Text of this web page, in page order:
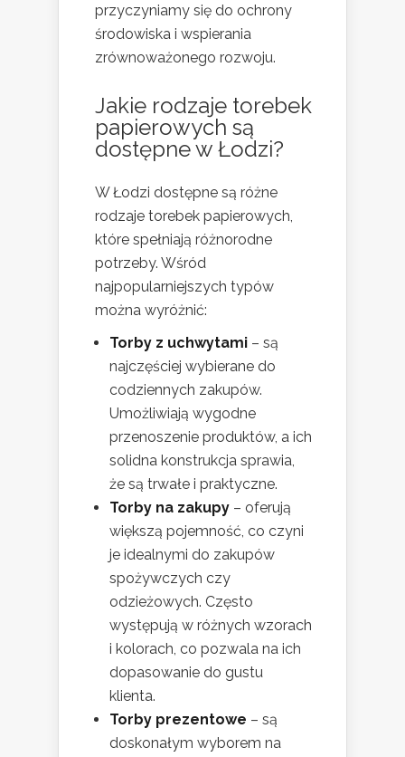
przyczyniamy się do ochrony
środowiska i wspierania
zrównoważonego rozwoju.
Jakie rodzaje torebek
papierowych są
dostępne w Łodzi?
W Łodzi dostępne są różne
rodzaje torebek papierowych,
które spełniają różnorodne
potrzeby. Wśród
najpopularniejszych typów
można wyróżnić:
Torby z uchwytami – są
najczęściej wybierane do
codziennych zakupów.
Umożliwiają wygodne
przenoszenie produktów, a ich
solidna konstrukcja sprawia,
że są trwałe i praktyczne.
Torby na zakupy – oferują
większą pojemność, co czyni
je idealnymi do zakupów
spożywczych czy
odzieżowych. Często
występują w różnych wzorach
i kolorach, co pozwala na ich
dopasowanie do gustu
klienta.
Torby prezentowe – są
doskonałym wyborem na